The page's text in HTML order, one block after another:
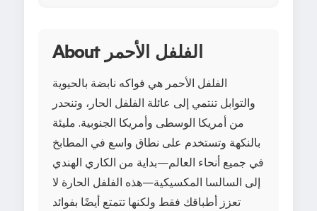
About الفلفل الأحمر
الفلفل الأحمر هي فواكه نابضة بالحيوية
والتوابل تنتمي إلى عائلة الفلفل الحار، وتنحدر
من أمريكا الوسطى وأمريكا الجنوبية. مليئة
بالنكهة وتستخدم على نطاق واسع في المطابخ
في جميع أنحاء العالم—بداية من الكاري الهندي
إلى السالسا المكسيكية—هذه الفلفل الحارة لا
تعزز أطباقك فقط ولكنها تتمتع أيضًا بفوائد